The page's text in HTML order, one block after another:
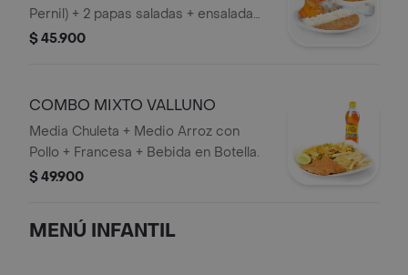
Pernil) + 2 papas saladas + ensalada
caribe mediana + arroz + frijol+
$ 45.900
COMBO MIXTO VALLUNO
Media Chuleta + Medio Arroz con
Pollo + Francesa + Bebida en Botella.
$ 49.900
MENÚ INFANTIL